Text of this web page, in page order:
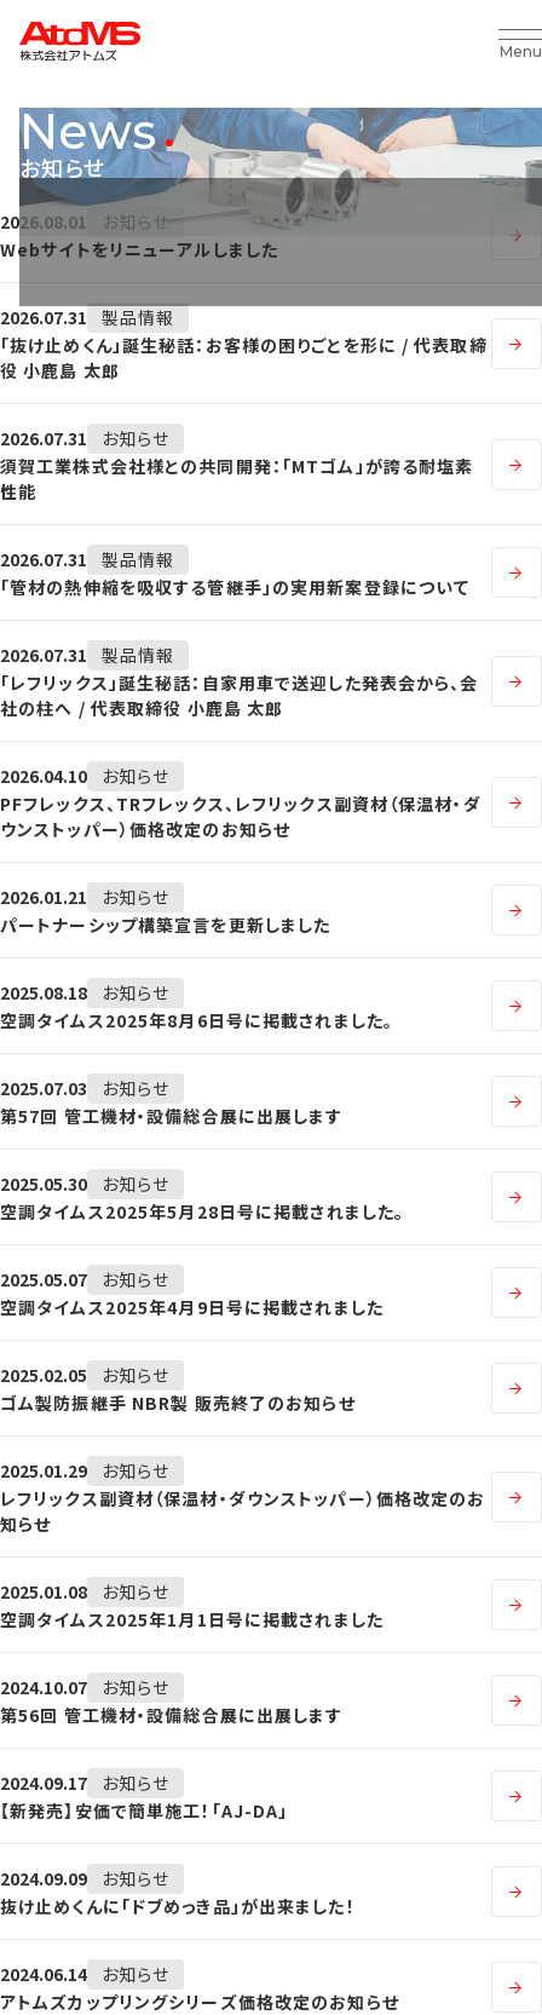
Menu
News
お知らせ
2026.08.01
お知らせ
Webサイトをリニューアルしました
2026.07.31
製品情報
「抜け止めくん」誕生秘話：お客様の困りごとを形に / 代表取締
役 小鹿島 太郎
2026.07.31
お知らせ
須賀工業株式会社様との共同開発：「MTゴム」が誇る耐塩素
性能
2026.07.31
製品情報
「管材の熱伸縮を吸収する管継手」の実用新案登録について
2026.07.31
製品情報
「レフリックス」誕生秘話：自家用車で送迎した発表会から、会
社の柱へ / 代表取締役 小鹿島 太郎
2026.04.10
お知らせ
PFフレックス、TRフレックス、レフリックス副資材（保温材・ダ
ウンストッパー）価格改定のお知らせ
2026.01.21
お知らせ
パートナーシップ構築宣言を更新しました
2025.08.18
お知らせ
空調タイムス2025年8月6日号に掲載されました。
2025.07.03
お知らせ
第57回 管工機材・設備総合展に出展します
2025.05.30
お知らせ
空調タイムス2025年5月28日号に掲載されました。
2025.05.07
お知らせ
空調タイムス2025年4月9日号に掲載されました
2025.02.05
お知らせ
ゴム製防振継手 NBR製 販売終了のお知らせ
2025.01.29
お知らせ
レフリックス副資材（保温材・ダウンストッパー）価格改定のお
知らせ
2025.01.08
お知らせ
空調タイムス2025年1月1日号に掲載されました
2024.10.07
お知らせ
第56回 管工機材・設備総合展に出展します
2024.09.17
お知らせ
【新発売】安価で簡単施工！「AJ-DA」
2024.09.09
お知らせ
抜け止めくんに「ドブめっき品」が出来ました！
2024.06.14
お知らせ
アトムズカップリングシリーズ価格改定のお知らせ